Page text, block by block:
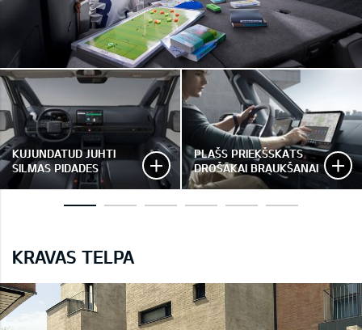
KUJUNDATUD JUHTI
SILMAS PIDADES
PLAŠS PRIEKŠSKATS
DROŠĀKAI BRAUKŠANAI
KRAVAS TELPA